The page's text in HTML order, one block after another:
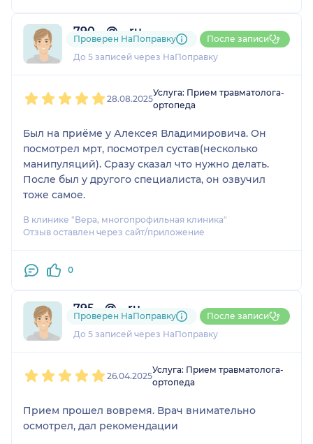
790....@....ru
1 отзыв
До 5 записей через НаПоправку
Проверен НаПоправку После записи
28.08.2025
Услуга: Прием травматолога-
ортопеда
Был на приёме у Алексея Владимировича. Он
посмотрел мрт, посмотрел сустав(несколько
манипуляций). Сразу сказал что нужно делать.
После был у другого специалиста, он озвучил
тоже самое.
В клинике "Вера, многопрофильная клиника"
Отзыв оставлен через сайт/приложение
0
795....@....ru
1 отзыв
До 5 записей через НаПоправку
Проверен НаПоправку После записи
26.04.2025
Услуга: Прием травматолога-
ортопеда
Прием прошел вовремя. Врач внимательно
осмотрел, дал рекомендации